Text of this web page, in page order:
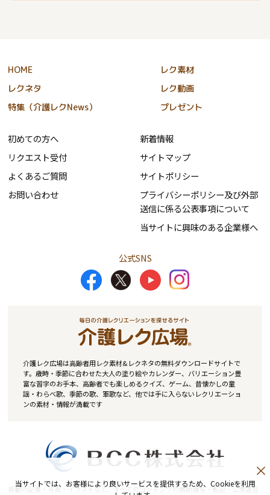
HOME
レク素材
レクネタ
レク動画
特集（介護レクNews）
プレゼント
初めての方へ
リクエスト受付
よくあるご質問
お問い合わせ
新着情報
サイトマップ
サイトポリシー
プライバシーポリシー及び外部
送信に係る公表事項について
当サイトに興味のある企業様へ
公式SNS
介護レク広場は高齢者用レク素材&レクネタの無料ダウンロードサイトで
す。歳時・季節に合わせた大人の塗り絵やカレンダー、バリエーション豊
富な習字のお手本、高齢者でも楽しめるクイズ、ゲーム、昔懐かしの童
謡・わらべ歌、季節の歌、軍歌など、他では手に入らないレクリエーショ
ンの素材・情報が満載です
掲載の記事・写真・イラストなど、すべてのコンテンツの無断複写・転記・公衆送信
当サイトでは、お客様により良いサービスを提供するため、Cookieを利用